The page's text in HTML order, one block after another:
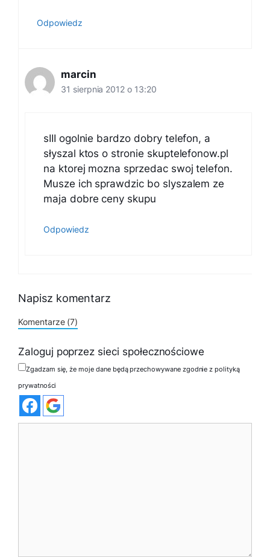
Odpowiedz
marcin
31 sierpnia 2012 o 13:20
sIII ogolnie bardzo dobry telefon, a
słyszal ktos o stronie skuptelefonow.pl
na ktorej mozna sprzedac swoj telefon.
Musze ich sprawdzic bo slyszalem ze
maja dobre ceny skupu
Odpowiedz
Napisz komentarz
Komentarze (7)
Zaloguj poprzez sieci społecznościowe
Zgadzam się, że moje dane będą przechowywane zgodnie z polityką
prywatności